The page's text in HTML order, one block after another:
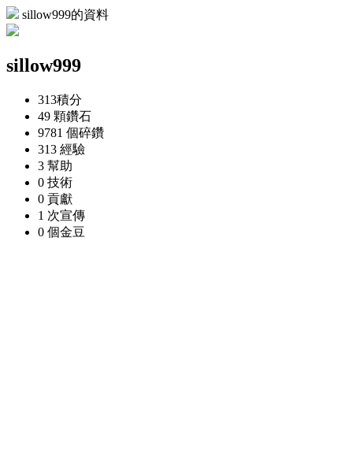
sillow999的資料
sillow999
313積分
49 顆鑽石
9781 個碎鑽
313 經驗
3 幫助
0 技術
0 貢獻
1 次宣傳
0 個金豆